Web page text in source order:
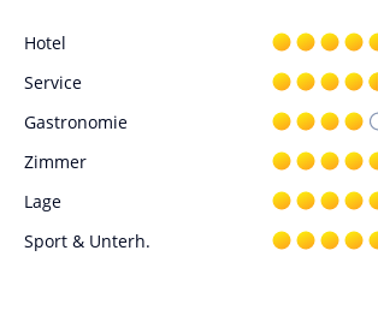
Hotel
Service
Gastronomie
Zimmer
Lage
Sport & Unterh.